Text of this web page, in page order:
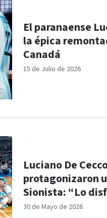
15 de Julio de 2026
El paranaense
la épica
Canadá
30 de Mayo de 2026
Luciano De
protagonizaron
Sionista: “Lo